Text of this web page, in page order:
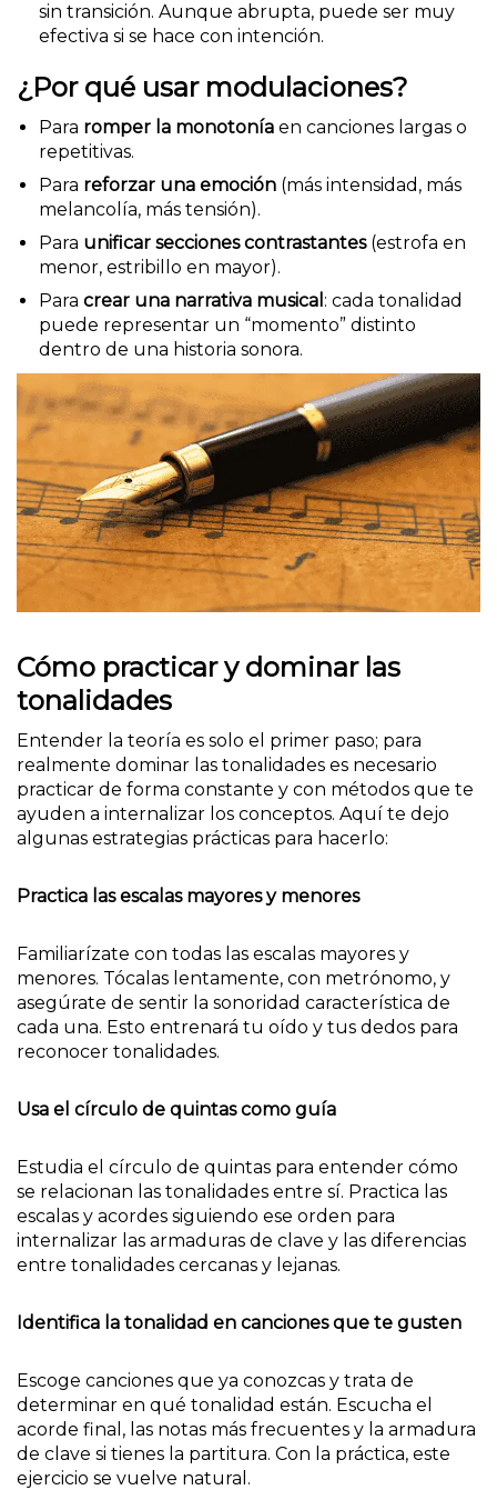
sin transición. Aunque abrupta, puede ser muy
efectiva si se hace con intención.
¿Por qué usar modulaciones?
Para romper la monotonía en canciones largas o
repetitivas.
Para reforzar una emoción (más intensidad, más
melancolía, más tensión).
Para unificar secciones contrastantes(estrofa en
menor, estribillo en mayor).
Para crear una narrativa musical : cada tonalidad
puede representar un “momento” distinto
dentro de una historia sonora.
Cómo practicar y dominar las
tonalidades
Entender la teoría es solo el primer paso; para
realmente dominar las tonalidades es necesario
practicar de forma constante y con métodos que te
ayuden a internalizar los conceptos. Aquí te dejo
algunas estrategias prácticas para hacerlo:
Practica las escalas mayores y menores
Familiarízate con todas las escalas mayores y
menores. Tócalas lentamente, con metrónomo, y
asegúrate de sentir la sonoridad característica de
cada una. Esto entrenará tu oído y tus dedos para
reconocer tonalidades.
Usa el círculo de quintas como guía
Estudia el círculo de quintas para entender cómo
se relacionan las tonalidades entre sí. Practica las
escalas y acordes siguiendo ese orden para
internalizar las armaduras de clave y las diferencias
entre tonalidades cercanas y lejanas.
Identifica la tonalidad en canciones que te gusten
Escoge canciones que ya conozcas y trata de
determinar en qué tonalidad están. Escucha el
acorde final, las notas más frecuentes y la armadura
de clave si tienes la partitura. Con la práctica, este
ejercicio se vuelve natural.